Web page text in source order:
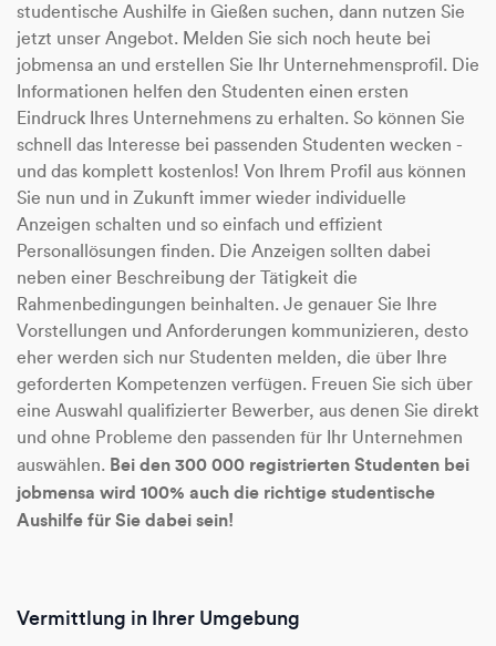
studentische Aushilfe in Gießen suchen, dann nutzen Sie
jetzt unser Angebot. Melden Sie sich noch heute bei
jobmensa an und erstellen Sie Ihr Unternehmensprofil. Die
Informationen helfen den Studenten einen ersten
Eindruck Ihres Unternehmens zu erhalten. So können Sie
schnell das Interesse bei passenden Studenten wecken -
und das komplett kostenlos! Von Ihrem Profil aus können
Sie nun und in Zukunft immer wieder individuelle
Anzeigen schalten und so einfach und effizient
Personallösungen finden. Die Anzeigen sollten dabei
neben einer Beschreibung der Tätigkeit die
Rahmenbedingungen beinhalten. Je genauer Sie Ihre
Vorstellungen und Anforderungen kommunizieren, desto
eher werden sich nur Studenten melden, die über Ihre
geforderten Kompetenzen verfügen. Freuen Sie sich über
eine Auswahl qualifizierter Bewerber, aus denen Sie direkt
und ohne Probleme den passenden für Ihr Unternehmen
auswählen. Bei den 300 000 registrierten Studenten bei
jobmensa wird 100% auch die richtige studentische
Aushilfe für Sie dabei sein!
Vermittlung in Ihrer Umgebung